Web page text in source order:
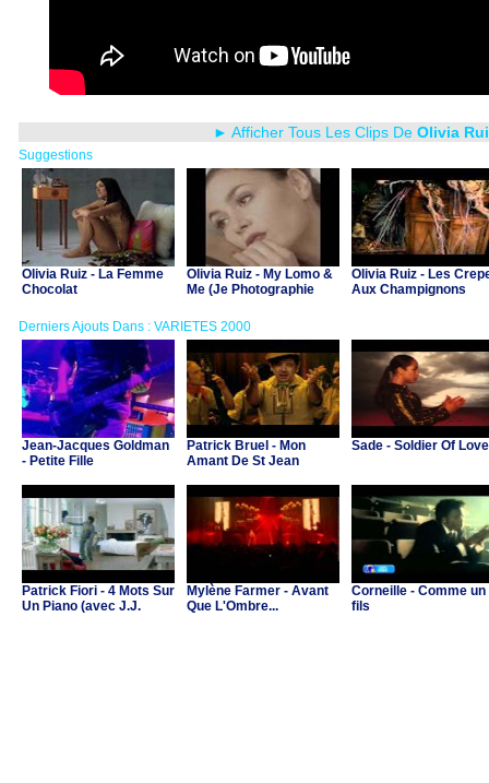
► Afficher Tous Les Clips De Olivia
Suggestions
Olivia Ruiz - La Femme
Chocolat
Olivia Ruiz - My Lomo &
Me (Je Photographie
Olivia Ruiz - Les
Aux Champignons
Derniers Ajouts Dans : VARIETES 2000
Jean-Jacques Goldman
- Petite Fille
Patrick Bruel - Mon
Amant De St Jean
Sade - Soldier Of Love
Patrick Fiori - 4 Mots Sur
Un Piano (avec J.J.
Mylène Farmer - Avant
Que L'Ombre...
Corneille - Comme un
fils